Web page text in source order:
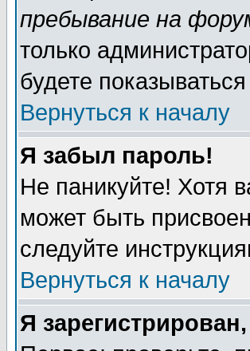
пребывание на
только
будете
Вернуться к началу
Я забыл пароль!
Не паникуйте! Хотя
может быть
следуйте
Вернуться к началу
Я